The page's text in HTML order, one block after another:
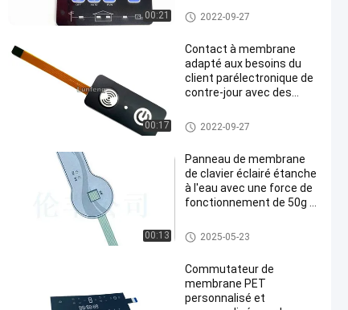
00:21
Contact à membrane de contr
e-jour
2022-09-27
00:17
Contact à membrane
adapté aux besoins du
client parélectronique de
contre-jour avec des
Contact à membrane de contr
e-jour
2022-09-27
00:13
Panneau de membrane
de clavier éclairé étanche
à l'eau avec une force de
fonctionnement de 50g à
Contact à membrane de contr
e-jour
2025-05-23
Commutateur de
membrane PET
personnalisé et